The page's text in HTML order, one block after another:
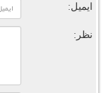
ایمیل:
نظر: